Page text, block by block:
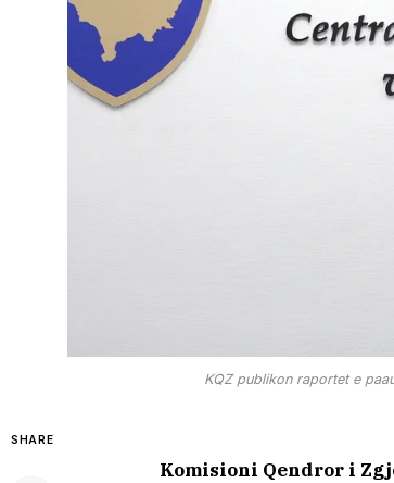
KQZ publikon raportet e
SHARE
Komisioni Qendror i